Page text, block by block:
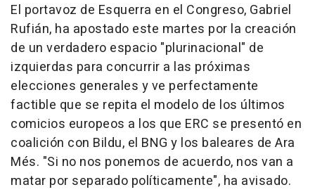
El portavoz de Esquerra en el Congreso, Gabriel
Rufián, ha apostado este martes por la creación
de un verdadero espacio "plurinacional" de
izquierdas para concurrir a las próximas
elecciones generales y ve perfectamente
factible que se repita el modelo de los últimos
comicios europeos a los que ERC se presentó en
coalición con Bildu, el BNG y los baleares de Ara
Més. "Si no nos ponemos de acuerdo, nos van a
matar por separado políticamente", ha avisado.